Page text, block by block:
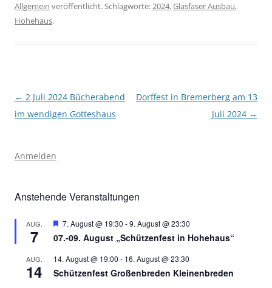
Allgemein veröffentlicht. Schlagworte:2024,Glasfaser Ausbau,
Hohehaus.
Beitragsnavigation
← 2 Juli 2024 Bücherabend
im wendigen Gotteshaus
Dorffest in Bremerberg am 13
Juli 2024 →
Anmelden
Anstehende Veranstaltungen
AUG.
7
Hervorgehoben
7. August @ 19:30 -9. August @ 23:30
07.-09. August „Schützenfest in Hohehaus“
AUG.
14
14. August @ 19:00 - 16. August @ 23:30
Schützenfest Großenbreden Kleinenbreden